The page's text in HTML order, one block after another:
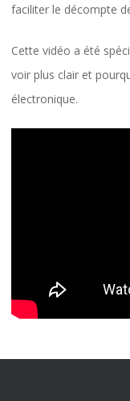
faciliter le décompte
Cette vidéo a été
voir plus clair et
électronique.